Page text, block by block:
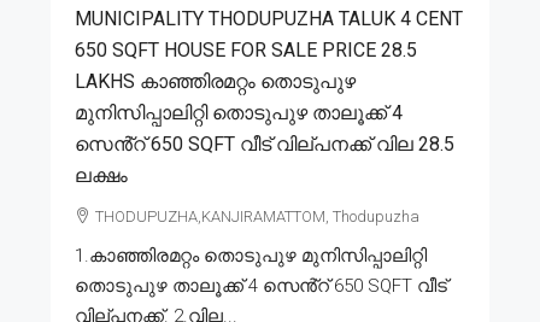
MUNICIPALITY THODUPUZHA TALUK 4 CENT
650 SQFT HOUSE FOR SALE PRICE 28.5
LAKHS കാഞ്ഞിരമറ്റം തൊടുപുഴ
മുനിസിപ്പാലിറ്റി തൊടുപുഴ താലൂക്ക് 4
സെൻ്റ് 650 SQFT വീട് വില്പനക്ക് വില 28.5
ലക്ഷം
THODUPUZHA,KANJIRAMATTOM, Thodupuzha
1.കാഞ്ഞിരമറ്റം തൊടുപുഴ മുനിസിപ്പാലിറ്റി
തൊടുപുഴ താലൂക്ക് 4 സെൻ്റ് 650 SQFT വീട്
വില്പനക്ക്. 2.വില...